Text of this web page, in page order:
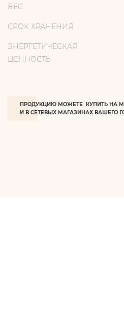
ВЕС
СРОК ХРАНЕНИЯ
ЭНЕРГЕТИЧЕСКАЯ
ЦЕННОСТЬ
ПРОДУКЦИЮ МОЖЕТЕ КУПИТЬ НА
И В СЕТЕВЫХ МАГАЗИНАХ ВАШЕГО